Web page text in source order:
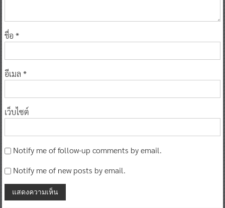
ชื่อ *
อีเมล *
เว็บไซต์
Notify me of follow-up comments by email.
Notify me of new posts by email.